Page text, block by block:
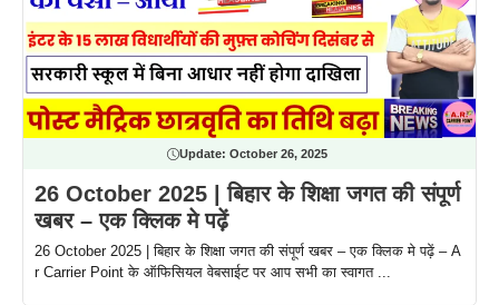
Update: October 26, 2025
26 October 2025 | बिहार के शिक्षा जगत की संपूर्ण
खबर – एक क्लिक मे पढ़ें
26 October 2025 | बिहार के शिक्षा जगत की संपूर्ण खबर – एक क्लिक मे पढ़ें – A
r Carrier Point के ऑफिसियल वेबसाईट पर आप सभी का स्वागत ...